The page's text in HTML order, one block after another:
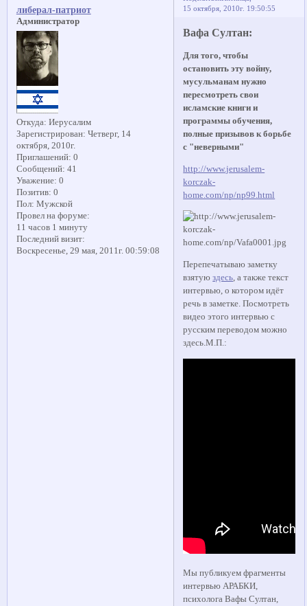
15 октября, 2010г. 19:50:55
либерал-патриот
Администратор
Откуда: Иерусалим
Зарегистрирован: Четверг, 14
октября, 2010г.
Приглашений: 0
Сообщений: 41
Уважение: 0
Позитив: 0
Пол: Мужской
Провел на форуме:
11 часов 1 минуту
Последний визит:
Воскресенье, 29 мая, 2011г. 00:59:08
Вафа Султан:
Для того, чтобы
остановить эту войну,
мусульманам нужно
пересмотреть свои
исламские книги и
программы обучения,
полные призывов к борьбе
с "неверными"
http://www.jerusalem-
korczak-
home.com/np/np99.html
Перепечатываю заметку
взятуюздесь, а также текст
интервью, о котором идёт
речь в заметке. Посмотреть
видео этого интервью с
русским переводом можно
здесь.М.П.:
Мы публикуем фрагменты
интервью АРАБКИ,
психолога Вафы Султан,